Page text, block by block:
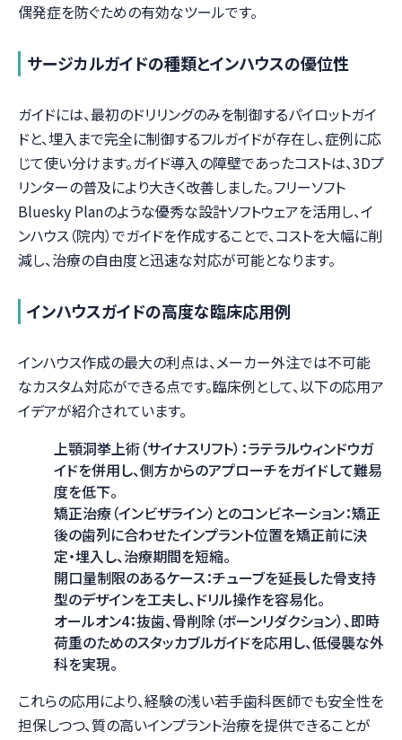
偶発症を防ぐための有効なツールです。
サージカルガイドの種類とインハウスの優位性
ガイドには、最初のドリリングのみを制御するパイロットガイ
ドと、埋入まで完全に制御するフルガイドが存在し、症例に応
じて使い分けます。ガイド導入の障壁であったコストは、3Dプ
リンターの普及により大きく改善しました。フリーソフト
Bluesky Planのような優秀な設計ソフトウェアを活用し、イ
ンハウス（院内）でガイドを作成することで、コストを大幅に削
減し、治療の自由度と迅速な対応が可能となります。
インハウスガイドの高度な臨床応用例
インハウス作成の最大の利点は、メーカー外注では不可能
なカスタム対応ができる点です。臨床例として、以下の応用ア
イデアが紹介されています。
上顎洞挙上術（サイナスリフト）：ラテラルウィンドウガ
イドを併用し、側方からのアプローチをガイドして難易
度を低下。
矯正治療（インビザライン）とのコンビネーション：矯正
後の歯列に合わせたインプラント位置を矯正前に決
定・埋入し、治療期間を短縮。
開口量制限のあるケース：チューブを延長した骨支持
型のデザインを工夫し、ドリル操作を容易化。
オールオン4：抜歯、骨削除（ボーンリダクション）、即時
荷重のためのスタッカブルガイドを応用し、低侵襲な外
科を実現。
これらの応用により、経験の浅い若手歯科医師でも安全性を
担保しつつ、質の高いインプラント治療を提供できることが